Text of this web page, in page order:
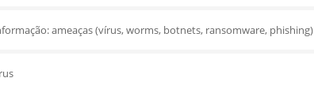
ameaças (vírus, worms, botnets, ransomware, phishing)